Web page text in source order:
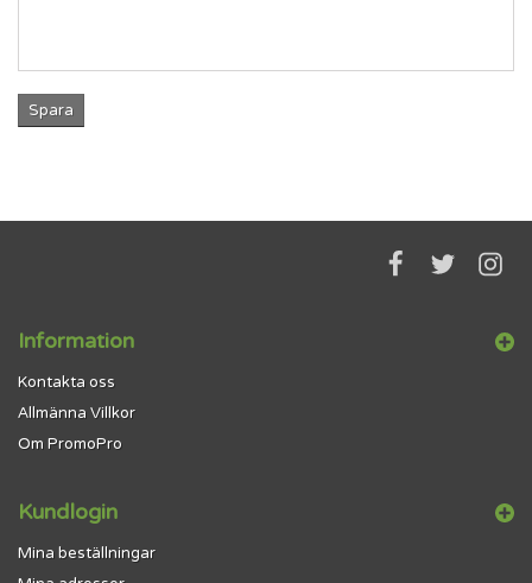
Spara
Information
Kontakta oss
Allmänna Villkor
Om PromoPro
Kundlogin
Mina beställningar